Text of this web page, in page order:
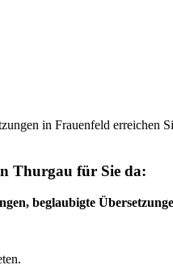
in Frauenfeld erreichen
Thurgau für Sie da:
beglaubigte